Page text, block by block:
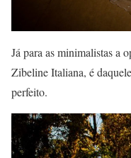
Já para as minimalistas a
Zibeline Italiana, é
perfeito.